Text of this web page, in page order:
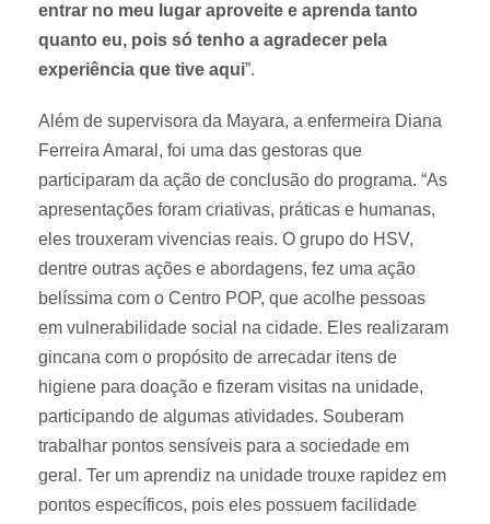
entrar no meu lugar aproveite e aprenda tanto
quanto eu, pois só tenho a agradecer pela
experiência que tive aqui”.
Além de supervisora da Mayara, a enfermeira Diana
Ferreira Amaral, foi uma das gestoras que
participaram da ação de conclusão do programa. “As
apresentações foram criativas, práticas e humanas,
eles trouxeram vivencias reais. O grupo do HSV,
dentre outras ações e abordagens, fez uma ação
belíssima com o Centro POP, que acolhe pessoas
em vulnerabilidade social na cidade. Eles realizaram
gincana com o propósito de arrecadar itens de
higiene para doação e fizeram visitas na unidade,
participando de algumas atividades. Souberam
trabalhar pontos sensíveis para a sociedade em
geral. Ter um aprendiz na unidade trouxe rapidez em
pontos específicos, pois eles possuem facilidade